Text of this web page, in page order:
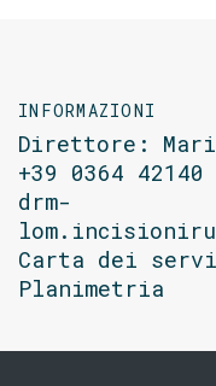
INFORMAZIONI
Direttore:
+39 0364 42140
drm-
Carta dei
Planimetria